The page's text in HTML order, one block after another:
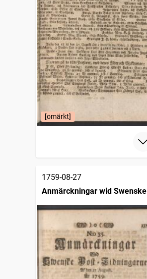
[omärkt]
1759-08-27
Anmärckningar wid Swenske